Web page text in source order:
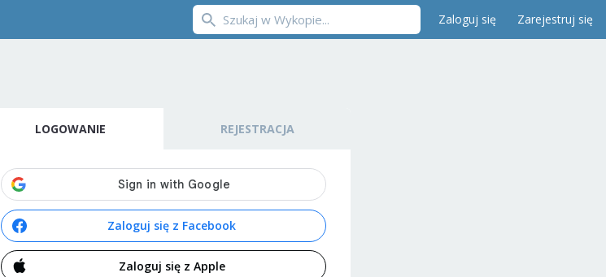
Zaloguj się Zarejestruj się
LOGOWANIE REJESTRACJA
Zaloguj się z Facebook
Zaloguj się z Apple